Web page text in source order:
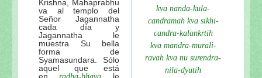
Krishna, Mahaprabhu
va al templo del
Señor Jagannatha
cada día y
Jagannatha le
muestra Su bella
forma de
Syamasundara. Sólo
aquel que está
en
le
kva nanda-kula-
candramah kva sikhi-
candra-kalankrtih
kva mandra-murali-
ravah kva nu surendra-
nila-dyutih